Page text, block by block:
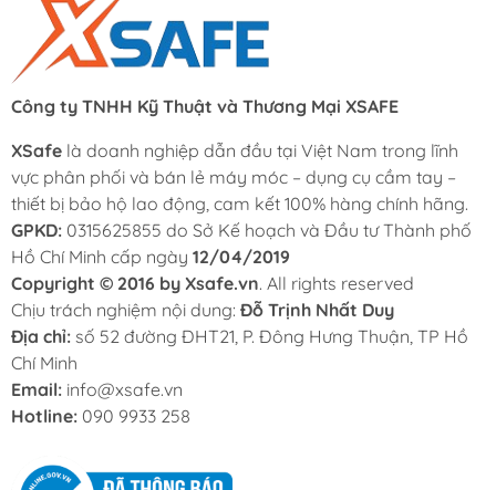
Công ty TNHH Kỹ Thuật và Thương Mại XSAFE
XSafe là doanh nghiệp dẫn đầu tại Việt Nam trong lĩnh
vực phân phối và bán lẻ máy móc – dụng cụ cầm tay –
thiết bị bảo hộ lao động, cam kết 100% hàng chính hãng.
GPKD: 0315625855 do Sở Kế hoạch và Đầu tư Thành phố
Hồ Chí Minh cấp ngày 12/04/2019
Copyright © 2016 by Xsafe.vn. All rights reserved
Chịu trách nghiệm nội dung: Đỗ Trịnh Nhất Duy
Địa chỉ: số 52 đường ĐHT21, P. Đông Hưng Thuận, TP Hồ
Chí Minh
Email: info@xsafe.vn
Hotline: 090 9933 258